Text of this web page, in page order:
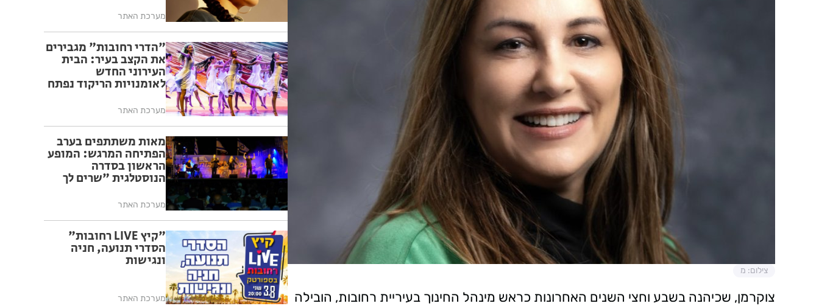
צילום: מ
צוקרמן, שכיהנה בשבע וחצי השנים האחרונות כראש מינהל החינוך בעיריית רחובות, הובילה
מערכת האתר
"הדרי רחובות" מגבירים
את הקצב בעיר: הבית
העירוני החדש
לאומנויות הריקוד נפתח
מערכת האתר
מאות משתתפים בערב
הפתיחה המרגש: המופע
הראשון בסדרה
הנוסטלגית "שרים לך
ה-17
מערכת האתר
"קיץ LIVE רחובות"
הסדרי תנועה, חניה
ונגישות
מערכת האתר